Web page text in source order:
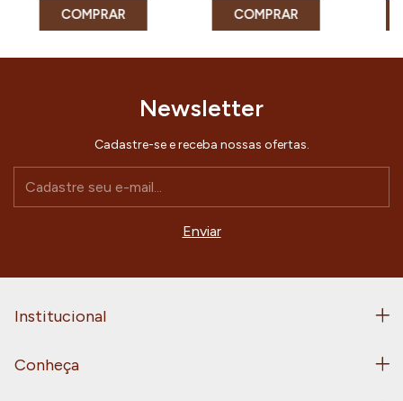
COMPRAR COMPRAR
Newsletter
Cadastre-se e receba nossas ofertas.
Institucional
Conheça